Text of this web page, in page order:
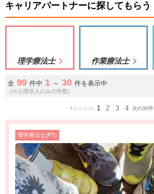
キャリアパートナーに探してもらう
理学療法士 作業療法士
全 99 件中 1 ～ 30 件を表示中
(※公開求人のみの件数)
前の30件 1 2 3 4 次の30件
理学療法士(PT)